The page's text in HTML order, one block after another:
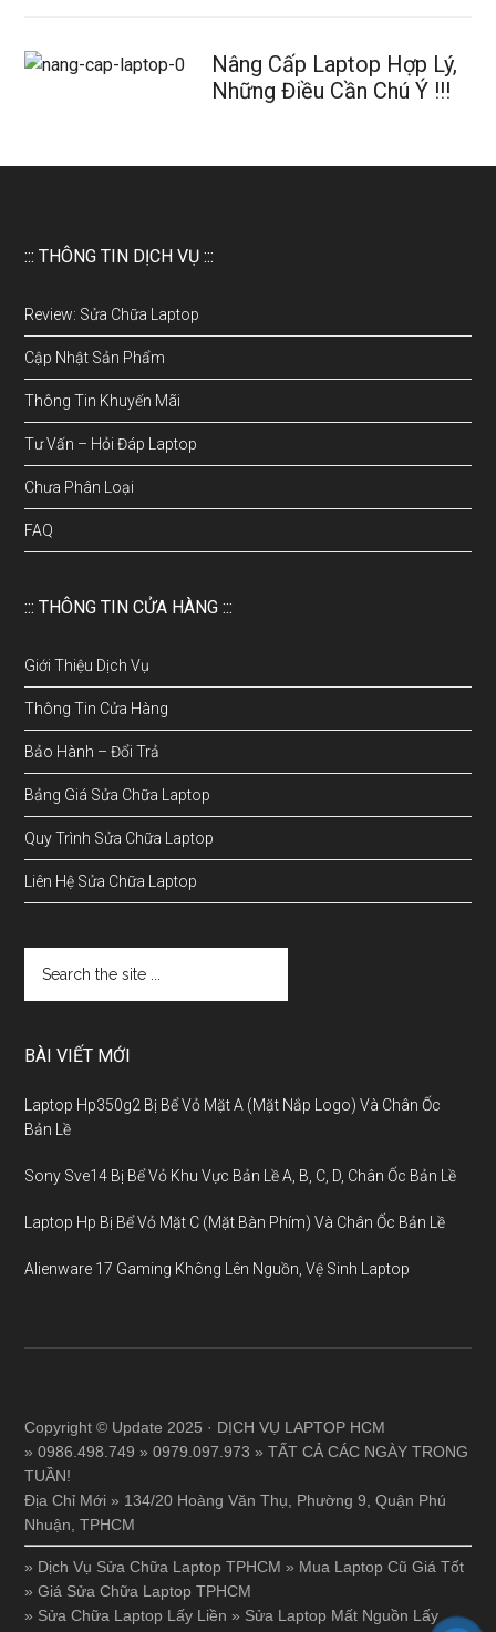
Nâng Cấp Laptop Hợp Lý,
Những Điều Cần Chú Ý !!!
::: THÔNG TIN DỊCH VỤ :::
Review: Sửa Chữa Laptop
Cập Nhật Sản Phẩm
Thông Tin Khuyến Mãi
Tư Vấn – Hỏi Đáp Laptop
Chưa Phân Loại
FAQ
::: THÔNG TIN CỬA HÀNG :::
Giới Thiệu Dịch Vụ
Thông Tin Cửa Hàng
Bảo Hành – Đổi Trả
Bảng Giá Sửa Chữa Laptop
Quy Trình Sửa Chữa Laptop
Liên Hệ Sửa Chữa Laptop
BÀI VIẾT MỚI
Laptop Hp350g2 Bị Bể Vỏ Mặt A (Mặt Nắp Logo) Và Chân Ốc
Bản Lề
Sony Sve14 Bị Bể Vỏ Khu Vực Bản Lề A, B, C, D, Chân Ốc Bản Lề
Laptop Hp Bị Bể Vỏ Mặt C (Mặt Bàn Phím) Và Chân Ốc Bản Lề
Alienware 17 Gaming Không Lên Nguồn, Vệ Sinh Laptop
Copyright © Update 2025 · DỊCH VỤ LAPTOP HCM
» 0986.498.749 » 0979.097.973 » TẤT CẢ CÁC NGÀY TRONG
TUẦN!
Địa Chỉ Mới » 134/20 Hoàng Văn Thụ, Phường 9, Quận Phú
Nhuận, TPHCM
» Dịch Vụ Sửa Chữa Laptop TPHCM » Mua Laptop Cũ Giá Tốt
»Giá Sửa Chữa Laptop TPHCM
» Sửa Chữa Laptop Lấy Liền » Sửa Laptop Mất Nguồn Lấy